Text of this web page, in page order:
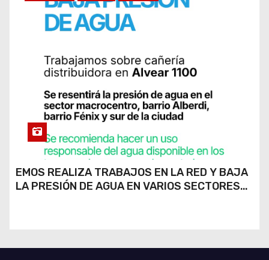
EMOS REALIZA TRABAJOS EN LA RED Y BAJA
LA PRESIÓN DE AGUA EN VARIOS SECTORES